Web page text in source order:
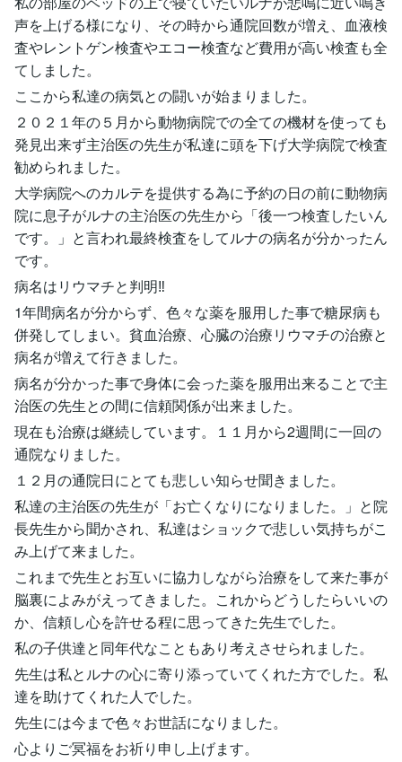
声を上げる様になり、その時から通院回数が増え、血液検
査やレントゲン検査やエコー検査など費用が高い検査も全
てしました。
ここから私達の病気との闘いが始まりました。
２０２１年の５月から動物病院での全ての機材を使っても
発見出来ず主治医の先生が私達に頭を下げ大学病院で検査
勧められました。
大学病院へのカルテを提供する為に予約の日の前に動物病
院に息子がルナの主治医の先生から「後一つ検査したいん
です。」と言われ最終検査をしてルナの病名が分かったん
です。
病名はリウマチと判明‼
1年間病名が分からず、色々な薬を服用した事で糖尿病も
併発してしまい。貧血治療、心臓の治療リウマチの治療と
病名が増えて行きました。
病名が分かった事で身体に会った薬を服用出来ることで主
治医の先生との間に信頼関係が出来ました。
現在も治療は継続しています。１１月から2週間に一回の
通院なりました。
１２月の通院日にとても悲しい知らせ聞きました。
私達の主治医の先生が「お亡くなりになりました。」と院
長先生から聞かされ、私達はショックで悲しい気持ちがこ
み上げて来ました。
これまで先生とお互いに協力しながら治療をして来た事が
脳裏によみがえってきました。これからどうしたらいいの
か、信頼し心を許せる程に思ってきた先生でした。
私の子供達と同年代なこともあり考えさせられました。
先生は私とルナの心に寄り添っていてくれた方でした。私
達を助けてくれた人でした。
先生には今まで色々お世話になりました。
心よりご冥福をお祈り申し上げます。